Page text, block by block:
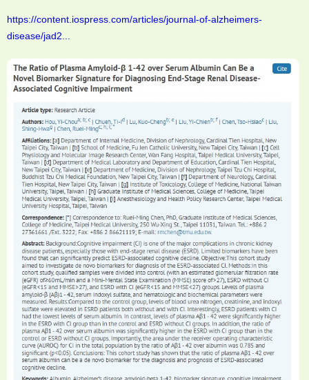
https://content.iospress.com/articles/journal-of-alzheimers-
disease/jad2...